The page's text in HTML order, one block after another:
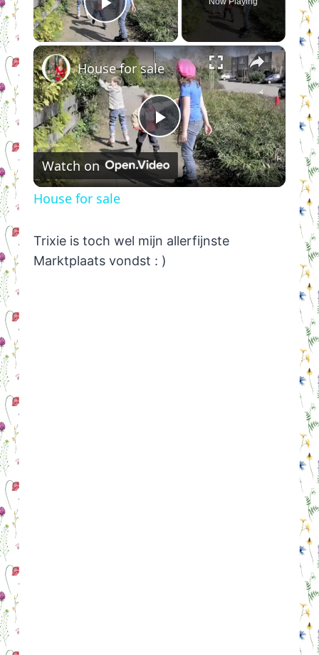
Play Video
×
Play
Video
House for sale
Watch on
House for sale
Trixie is toch wel mijn allerfijnste
Marktplaats vondst : )